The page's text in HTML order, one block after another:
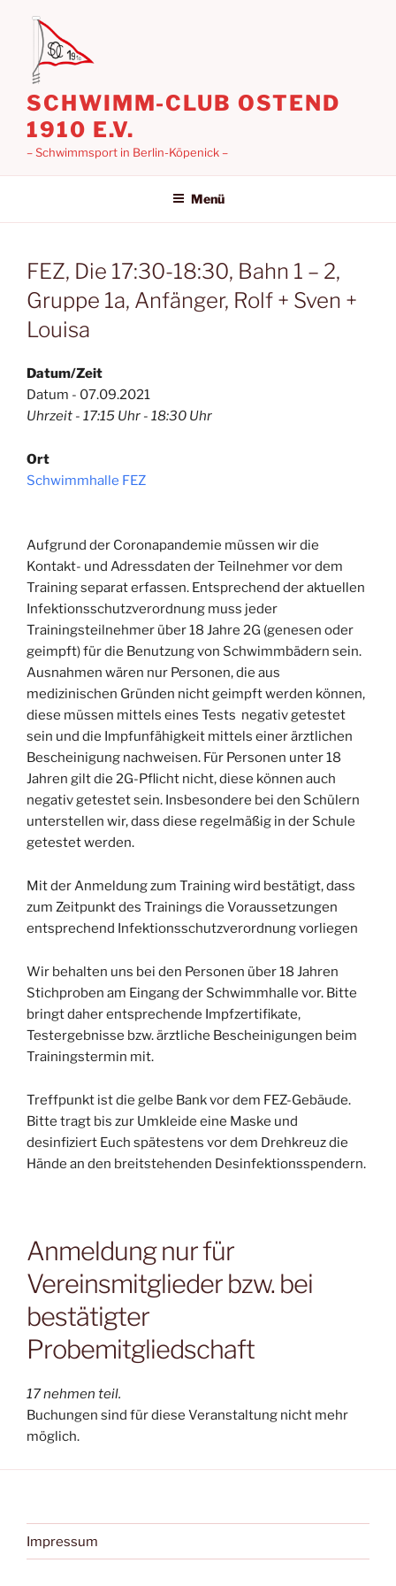
springen
SCHWIMM-CLUB OSTEND
1910 E.V.
– Schwimmsport in Berlin-Köpenick –
Menü
FEZ, Die 17:30-18:30, Bahn 1 – 2,
Gruppe 1a, Anfänger, Rolf + Sven +
Louisa
Datum/Zeit
Datum - 07.09.2021
Uhrzeit - 17:15 Uhr - 18:30 Uhr
Ort
Schwimmhalle FEZ
Aufgrund der Coronapandemie müssen wir die
Kontakt- und Adressdaten der Teilnehmer vor dem
Training separat erfassen. Entsprechend der aktuellen
Infektionsschutzverordnung muss jeder
Trainingsteilnehmer über 18 Jahre 2G (genesen oder
geimpft) für die Benutzung von Schwimmbädern sein.
Ausnahmen wären nur Personen, die aus
medizinischen Gründen nicht geimpft werden können,
diese müssen mittels eines Tests negativ getestet
sein und die Impfunfähigkeit mittels einer ärztlichen
Bescheinigung nachweisen. Für Personen unter 18
Jahren gilt die 2G-Pflicht nicht, diese können auch
negativ getestet sein. Insbesondere bei den Schülern
unterstellen wir, dass diese regelmäßig in der Schule
getestet werden.
Mit der Anmeldung zum Training wird bestätigt, dass
zum Zeitpunkt des Trainings die Voraussetzungen
entsprechend Infektionsschutzverordnung vorliegen
Wir behalten uns bei den Personen über 18 Jahren
Stichproben am Eingang der Schwimmhalle vor. Bitte
bringt daher entsprechende Impfzertifikate,
Testergebnisse bzw. ärztliche Bescheinigungen beim
Trainingstermin mit.
Treffpunkt ist die gelbe Bank vor dem FEZ-Gebäude.
Bitte tragt bis zur Umkleide eine Maske und
desinfiziert Euch spätestens vor dem Drehkreuz die
Hände an den breitstehenden Desinfektionsspendern.
Anmeldung nur für
Vereinsmitglieder bzw. bei
bestätigter
Probemitgliedschaft
17 nehmen teil.
Buchungen sind für diese Veranstaltung nicht mehr
möglich.
Impressum